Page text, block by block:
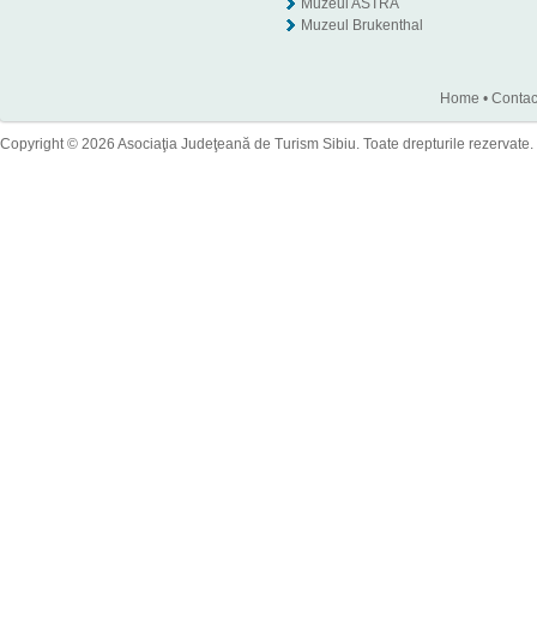
Muzeul ASTRA
Muzeul Brukenthal
Home •
Copyright © 2026 Asociaţia Judeţeană de Turism Sibiu. Toate drepturile rezervate.